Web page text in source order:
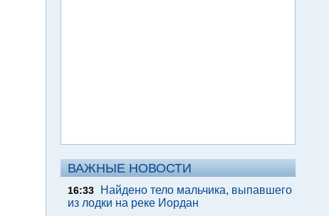
ВАЖНЫЕ НОВОСТИ
16:33
Найдено тело мальчика, выпавшего
из лодки на реке Иордан